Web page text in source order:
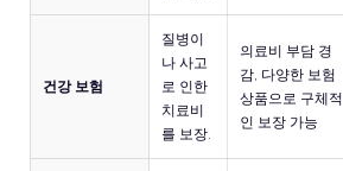
건강 보험
질병이
나 사고
로 인한
치료비
를 보장.
의료비 부담 경
감, 다양한 보험
상품으로 구체적
인 보장 가능